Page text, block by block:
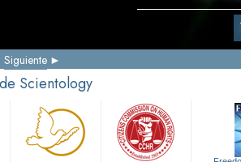
Siguiente
Scientology